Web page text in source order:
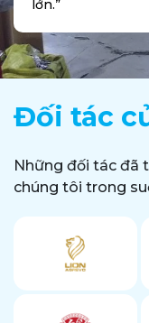
lớn.”
Đối tác
Những đối tác đã
chúng tôi trong